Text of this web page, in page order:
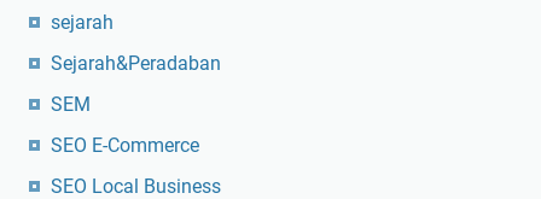
sejarah
Sejarah&Peradaban
SEM
SEO E-Commerce
SEO Local Business